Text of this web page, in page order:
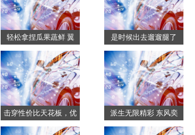
轻松拿捏瓜果蔬鲜 翼
放EM冷藏版值得推荐
是时候出去遛遛腿了
硬派越野SUV mu-X牧
游侠带你去看诗和远方
击穿性价比天花板，优
惠3.6万的传祺M6有多
派生无限精彩 东风奕
派助阵2025武汉马拉松